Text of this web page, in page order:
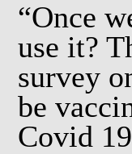
“Once
use it?
survey
be
Covid